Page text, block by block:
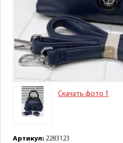
Скачать фото 1
Артикул: 2283123